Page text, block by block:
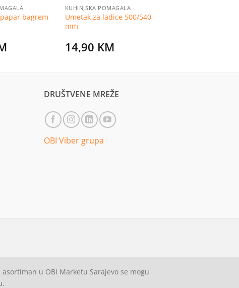
bagrem
KUHINJSKA POMAGALA
Umetak za ladice 500/540
mm
14,90 KM
DRUŠTVENE MREŽE
OBI Viber grupa
u OBI Marketu Sarajevo se mogu